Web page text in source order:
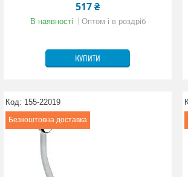
517 ₴
В наявності Оптом і в роздріб
КУПИТИ
155-22019
Безкоштовна доставка